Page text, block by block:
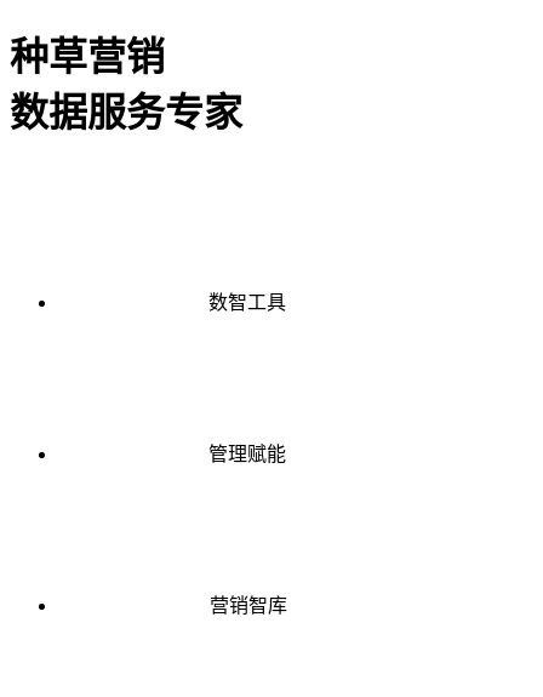
种草营销
数据服务专家
数智工具
管理赋能
营销智库